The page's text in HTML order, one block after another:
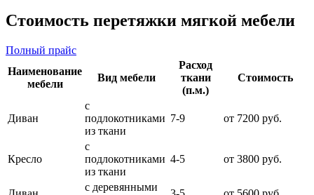
Стоимость перетяжки мягкой мебели
Полный прайс
Наименование
мебели
Вид мебели
Расход
ткани
(п.м.)
Стоимость
Диван
с
подлокотниками
из ткани
7-9 от 7200 руб.
Кресло
с
подлокотниками
из ткани
4-5 от 3800 руб.
с деревянными